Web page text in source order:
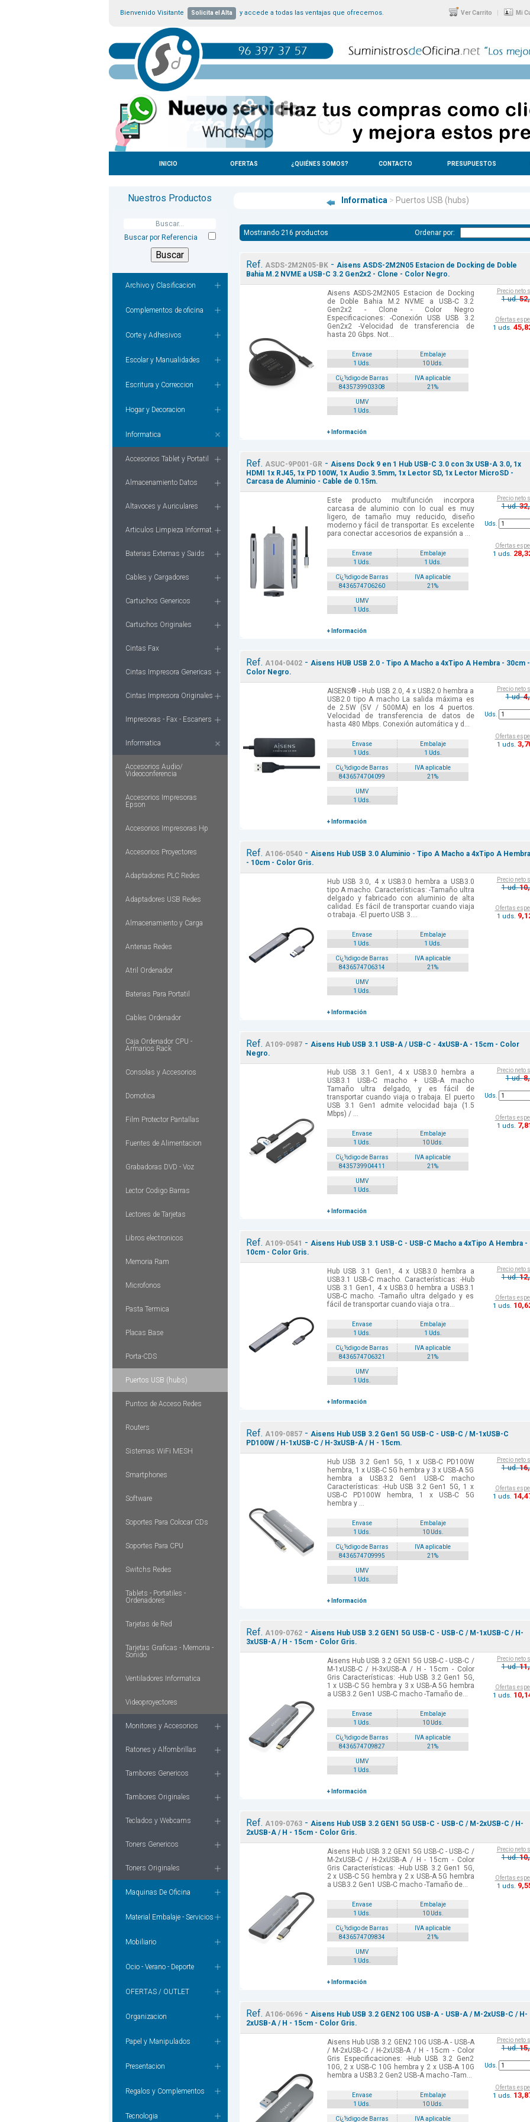
Bienvenido Visitante Solicita el Alta y accede a todas las ventajas que ofrecemos. Ver Carrito | Mi
INICIO OFERTAS ¿QUIÉNES SOMOS? CONTACTO PRESUPUESTOS
Nuestros Productos
Buscar por Referencia
Archivo y Clasificacion
Complementos de oficina
Corte y Adhesivos
Escolar y Manualidades
Escritura y Correccion
Hogar y Decoracion
Informatica
Accesorios Tablet y Portatil
Almacenamiento Datos
Altavoces y Auriculares
Articulos Limpieza Informat.
Baterias Externas y Saids
Cables y Cargadores
Cartuchos Genericos
Cartuchos Originales
Cintas Fax
Cintas Impresora Genericas
Cintas Impresora Originales
Impresoras - Fax - Escaners
Informatica
Accesorios Audio/
Videoconferencia
Accesorios Impresoras
Epson
Accesorios Impresoras Hp
Accesorios Proyectores
Adaptadores PLC Redes
Adaptadores USB Redes
Almacenamiento y Carga
Antenas Redes
Atril Ordenador
Baterias Para Portatil
Cables Ordenador
Caja Ordenador CPU -
Armarios Rack
Consolas y Accesorios
Domotica
Film Protector Pantallas
Fuentes de Alimentacion
Grabadoras DVD - Voz
Lector Codigo Barras
Lectores de Tarjetas
Libros electronicos
Memoria Ram
Microfonos
Pasta Termica
Placas Base
Porta-CDS
Puertos USB (hubs)
Puntos de Acceso Redes
Routers
Sistemas WiFi MESH
Smartphones
Software
Soportes Para Colocar CDs
Soportes Para CPU
Switchs Redes
Tablets - Portatiles -
Ordenadores
Tarjetas de Red
Tarjetas Graficas - Memoria -
Sonido
Ventiladores Informatica
Videoproyectores
Monitores y Accesorios
Ratones y Alfombrillas
Tambores Genericos
Tambores Originales
Teclados y Webcams
Toners Genericos
Toners Originales
Maquinas De Oficina
Material Embalaje - Servicios
Mobiliario
Ocio - Verano - Deporte
OFERTAS / OUTLET
Organizacion
Papel y Manipulados
Presentacion
Regalos y Complementos
Tecnologia
Informatica > Puertos USB (hubs)
Mostrando 216 productos Ordenar por:
Ref. ASDS-2M2N05-BK- Aisens ASDS-2M2N05 Estacion de Docking de Doble
Bahia M.2 NVME a USB-C 3.2 Gen2x2 - Clone - Color Negro.
Aisens ASDS-2M2N05 Estacion de Docking
de Doble Bahia M.2 NVME a USB-C 3.2
Gen2x2 - Clone - Color Negro
Especificaciones: -Conexión USB USB 3.2
Gen2x2 -Velocidad de transferencia de
hasta 20 Gbps. Not...
Envase
Embalaje
1 Uds.
10 Uds.
Cï¿½digo de Barras
IVA aplicable
8435739903308
21%
UMV
1 Uds.
+ Información
Precio neto
1 ud.52
Ofertas
1 uds. 45
Ref. ASUC-9P001-GR - Aisens Dock 9 en 1 Hub USB-C 3.0 con 3x USB-A 3.0, 1x
HDMI 1x RJ45, 1x PD 100W, 1x Audio 3.5mm, 1x Lector SD, 1x Lector MicroSD -
Carcasa de Aluminio - Cable de 0.15m.
Este producto multifunción incorpora
carcasa de aluminio con lo cual es muy
ligero, de tamaño muy reducido, diseño
moderno y fácil de transportar. Es excelente
para conectar accesorios de expansión a ...
Envase
Embalaje
1 Uds.
1 Uds.
Cï¿½digo de Barras
IVA aplicable
8436574706260
21%
UMV
1 Uds.
+ Información
Precio neto
1 ud.32
Uds.
Ofertas
1 uds. 28
Ref. A104-0402- Aisens HUB USB 2.0 - Tipo A Macho a 4xTipo A Hembra - 30cm -
Color Negro.
AISENS® - Hub USB 2.0, 4 x USB2.0 hembra a
USB2.0 tipo A macho La salida máxima es
de 2.5W (5V / 500MA) en los 4 puertos.
Velocidad de transferencia de datos de
hasta 480 Mbps. Conexión automática y d...
Envase
Embalaje
1 Uds.
1 Uds.
Cï¿½digo de Barras
IVA aplicable
8436574704099
21%
UMV
1 Uds.
+ Información
Precio neto
1 ud.4
Uds.
Ofertas
1 uds. 3
Ref. A106-0540- Aisens Hub USB 3.0 Aluminio - Tipo A Macho a 4xTipo A Hembra
- 10cm - Color Gris.
Hub USB 3.0, 4 x USB3.0 hembra a USB3.0
tipo A macho. Características: -Tamaño ultra
delgado y fabricado con aluminio de alta
calidad. Es fácil de transportar cuando viaja
o trabaja. -El puerto USB 3....
Envase
Embalaje
1 Uds.
1 Uds.
Cï¿½digo de Barras
IVA aplicable
8436574706314
21%
UMV
1 Uds.
+ Información
Precio neto
1 ud.10
Ofertas
1 uds. 9
Ref. A109-0987- Aisens Hub USB 3.1 USB-A / USB-C - 4xUSB-A - 15cm - Color
Negro.
Hub USB 3.1 Gen1, 4 x USB3.0 hembra a
USB3.1 USB-C macho + USB-A macho
Tamaño ultra delgado, y es fácil de
transportar cuando viaja o trabaja. El puerto
USB 3.1 Gen1 admite velocidad baja (1.5
Mbps) / ...
Envase
Embalaje
1 Uds.
10 Uds.
Cï¿½digo de Barras
IVA aplicable
8435739904411
21%
UMV
1 Uds.
+ Información
Precio neto
1 ud.8
Uds.
Ofertas
1 uds. 7
Ref. A109-0541 - Aisens Hub USB 3.1 USB-C - USB-C Macho a 4xTipo A Hembra -
10cm - Color Gris.
Hub USB 3.1 Gen1, 4 x USB3.0 hembra a
USB3.1 USB-C macho. Características: -Hub
USB 3.1 Gen1, 4 x USB3.0 hembra a USB3.1
USB-C macho. -Tamaño ultra delgado y es
fácil de transportar cuando viaja o tra...
Envase
Embalaje
1 Uds.
1 Uds.
Cï¿½digo de Barras
IVA aplicable
8436574706321
21%
UMV
1 Uds.
+ Información
Precio neto
1 ud.12
Ofertas
1 uds. 10
Ref. A109-0857- Aisens Hub USB 3.2 Gen1 5G USB-C - USB-C / M-1xUSB-C
PD100W / H-1xUSB-C / H-3xUSB-A / H - 15cm.
Hub USB 3.2 Gen1 5G, 1 x USB-C PD100W
hembra, 1 x USB-C 5G hembra y 3 x USB-A 5G
hembra a USB3.2 Gen1 USB-C macho
Características: -Hub USB 3.2 Gen1 5G, 1 x
USB-C PD100W hembra, 1 x USB-C 5G
hembra y ...
Envase
Embalaje
1 Uds.
10 Uds.
Cï¿½digo de Barras
IVA aplicable
8436574709995
21%
UMV
1 Uds.
+ Información
Precio neto
1 ud.16
Ofertas
1 uds. 14
Ref. A109-0762- Aisens Hub USB 3.2 GEN1 5G USB-C - USB-C / M-1xUSB-C / H-
3xUSB-A / H - 15cm - Color Gris.
Aisens Hub USB 3.2 GEN1 5G USB-C - USB-C /
M-1xUSB-C / H-3xUSB-A / H - 15cm - Color
Gris Características: -Hub USB 3.2 Gen1 5G,
1 x USB-C 5G hembra y 3 x USB-A 5G hembra
a USB3.2 Gen1 USB-C macho -Tamaño de...
Envase
Embalaje
1 Uds.
10 Uds.
Cï¿½digo de Barras
IVA aplicable
8436574709827
21%
UMV
1 Uds.
+ Información
Precio neto
1 ud.11
Ofertas
1 uds. 10
Ref. A109-0763- Aisens Hub USB 3.2 GEN1 5G USB-C - USB-C / M-2xUSB-C / H-
2xUSB-A / H - 15cm - Color Gris.
Aisens Hub USB 3.2 GEN1 5G USB-C - USB-C /
M-2xUSB-C / H-2xUSB-A / H - 15cm - Color
Gris Características: -Hub USB 3.2 Gen1 5G,
2 x USB-C 5G hembra y 2 x USB-A 5G hembra
a USB3.2 Gen1 USB-C macho -Tamaño de...
Envase
Embalaje
1 Uds.
10 Uds.
Cï¿½digo de Barras
IVA aplicable
8436574709834
21%
UMV
1 Uds.
+ Información
Precio neto
1 ud.10
Ofertas
1 uds. 9
Ref. A106-0696- Aisens Hub USB 3.2 GEN2 10G USB-A - USB-A / M-2xUSB-C / H-
2xUSB-A / H - 15cm - Color Gris.
Aisens Hub USB 3.2 GEN2 10G USB-A - USB-A
/ M-2xUSB-C / H-2xUSB-A / H - 15cm - Color
Gris Especificaciones: -Hub USB 3.2 Gen2
10G, 2 x USB-C 10G hembra y 2 x USB-A 10G
hembra a USB3.2 Gen2 USB-A macho -Tam...
Envase
Embalaje
1 Uds.
10 Uds.
Cï¿½digo de Barras IVA aplicable
Precio neto
1 ud.15
Uds.
Ofertas
1 uds. 13